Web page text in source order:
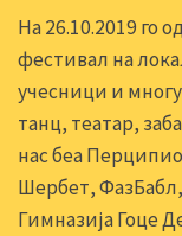
На 26.10.2019 го
фестивал на
учесници и
танц, театар,
нас беа
Шербет,
Гимназија Гоце